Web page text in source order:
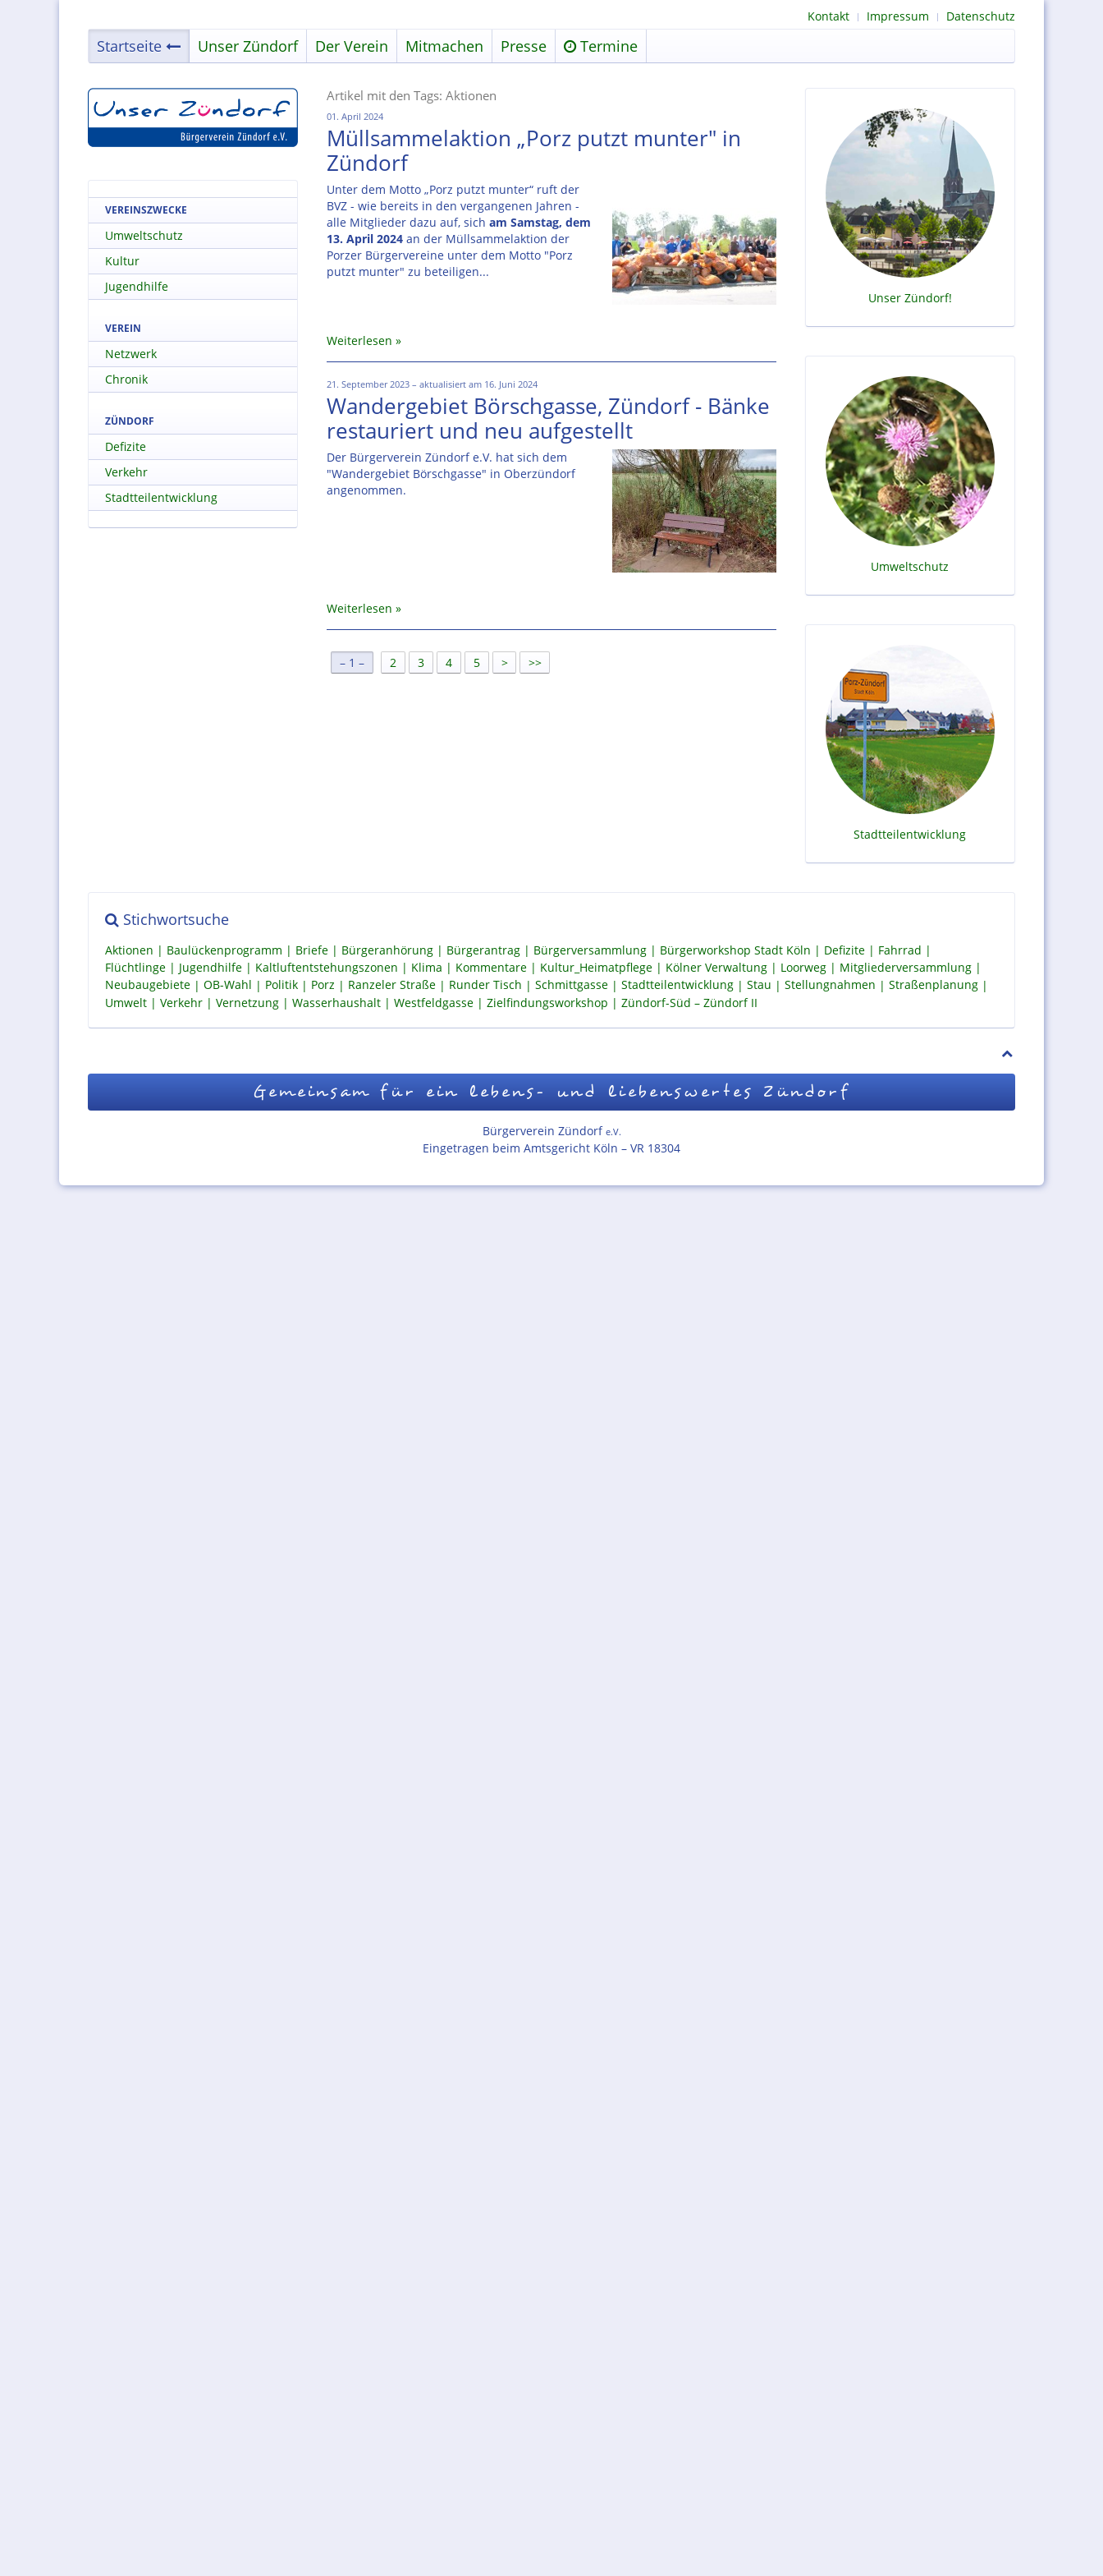
Kontakt Impressum Datenschutz
Startseite Unser Zündorf Der Verein Mitmachen Presse Termine
Artikel mit den Tags: Aktionen
01. April 2024
Müllsammelaktion „Porz putzt munter" in
Zündorf
Unter dem Motto „Porz putzt munter“ ruft der
BVZ - wie bereits in den vergangenen Jahren -
alle Mitglieder dazu auf, sicham Samstag, dem
13. April 2024 an der Müllsammelaktion der
Porzer Bürgervereine unter dem Motto "Porz
putzt munter" zu beteiligen...
Weiterlesen
21. September 2023 – aktualisiert am 16. Juni 2024
Wandergebiet Börschgasse, Zündorf - Bänke
restauriert und neu aufgestellt
Der Bürgerverein Zündorf e.V. hat sich dem
"Wandergebiet Börschgasse" in Oberzündorf
angenommen.
Weiterlesen
1 2 3 4 5 > >>
VEREINSZWECKE
Umweltschutz
Kultur
Jugendhilfe
VEREIN
Netzwerk
Chronik
ZÜNDORF
Defizite
Verkehr
Stadtteilentwicklung
Unser Zündorf!
Umweltschutz
Stadtteilentwicklung
Stichwortsuche
Aktionen Baulückenprogramm Briefe Bürgeranhörung Bürgerantrag Bürgerversammlung Bürgerworkshop Stadt Köln Defizite
Fahrrad
Flüchtlinge
Jugendhilfe Kaltluftentstehungszonen Klima Kommentare Kultur_Heimatpflege Kölner Verwaltung Loorweg
Mitgliederversammlung
Neubaugebiete
OB-Wahl Politik Porz Ranzeler Straße Runder Tisch Schmittgasse Stadtteilentwicklung Stau Stellungnahmen
Straßenplanung
Umwelt
Verkehr Vernetzung Wasserhaushalt Westfeldgasse Zielfindungsworkshop Zündorf-Süd – Zündorf II
Gemeinsam für ein lebens- und liebenswertes Zündorf
Bürgerverein Zündorf e.V.
Eingetragen beim Amtsgericht Köln – VR 18304